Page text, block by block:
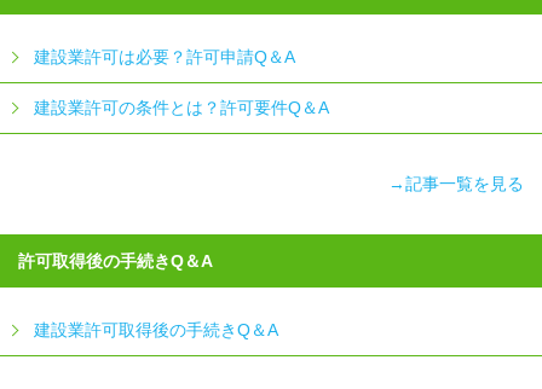
一
建設業許可は必要？許可申請Q＆A
建設業許可の条件とは？許可要件Q＆A
→記事一覧を見る
許可取得後の手続きQ＆A
建設業許可取得後の手続きQ＆A